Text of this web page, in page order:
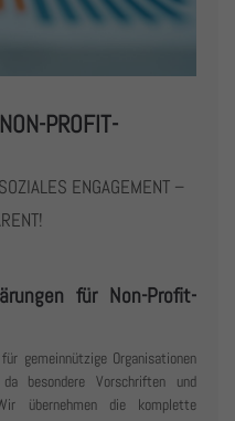
PROFIT-
ENGAGEMENT –
für Non-Profit-
gemeinnützige Organisationen
besondere Vorschriften und
übernehmen die komplette